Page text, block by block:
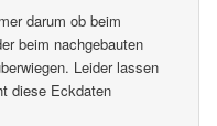
darum ob beim
beim nachgebauten
Leider lassen
diese Eckdaten